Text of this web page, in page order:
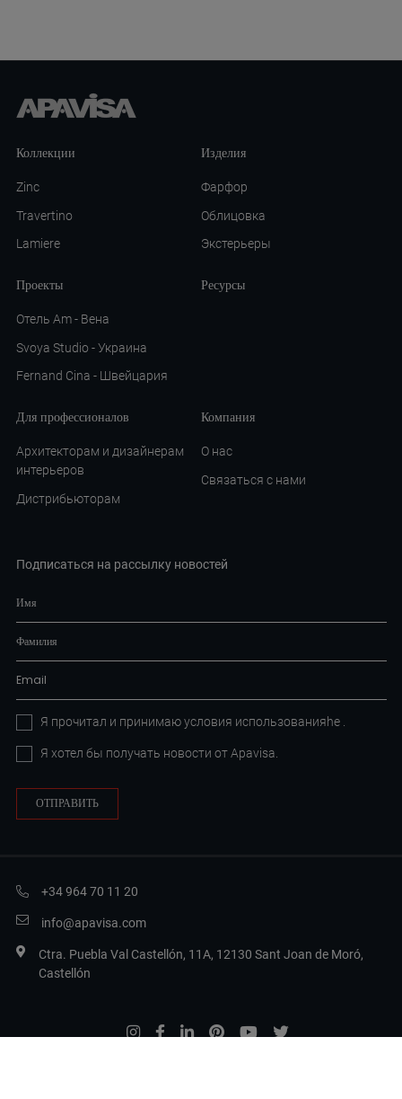
Коллекции
Zinc
Travertino
Lamiere
Изделия
Фарфор
Облицовка
Экстерьеры
Проекты
Отель Am - Вена
Svoya Studio - Украина
Fernand Cina - Швейцария
Ресурсы
Для профессионалов
Архитекторам и дизайнерам
интерьеров
Дистрибьюторам
Компания
О нас
Связаться с нами
Подписаться на рассылку новостей
Я прочитал и принимаю условия использованияhe
Я хотел бы получать новости от Apavisa.
+34 964 70 11 20
info@apavisa.com
Ctra. Puebla Val Castellón, 11A, 12130 Sant Joan de Moró,
Castellón